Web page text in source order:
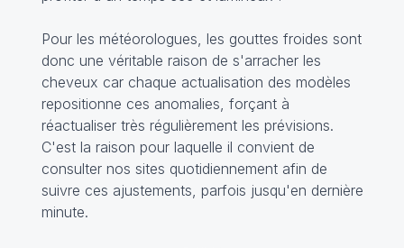
Pour les météorologues, les gouttes froides sont
donc une véritable raison de s'arracher les
cheveux car chaque actualisation des modèles
repositionne ces anomalies, forçant à
réactualiser très régulièrement les prévisions.
C'est la raison pour laquelle il convient de
consulter nos sites quotidiennement afin de
suivre ces ajustements, parfois jusqu'en dernière
minute.